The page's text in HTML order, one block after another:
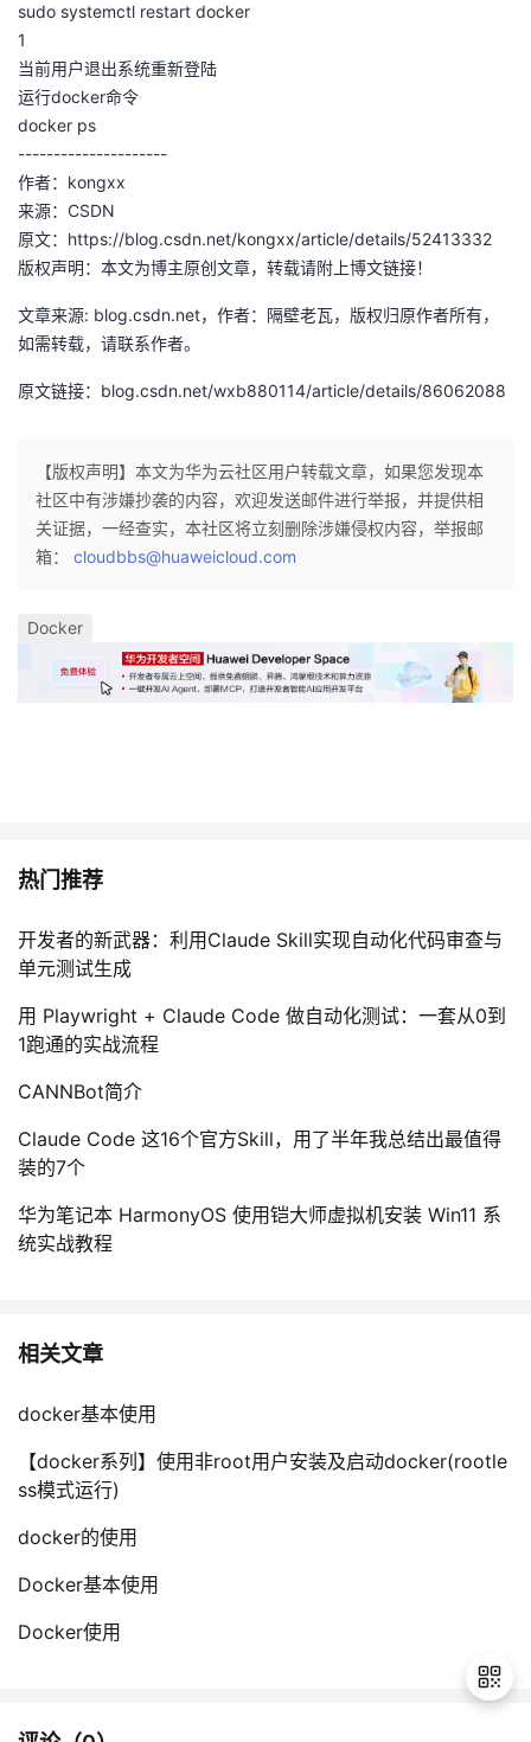
播
活
动
的
关
注
我
的
开
发
学
我
的
程
我
认
的
我
我
的
Programs
我
的
持
我
的
技
支
我
的
声
sudo systemctl restart docker
1
当前用户退出系统重新登陆
运行docker命令
docker ps
---------------------
作者：kongxx
来源：CSDN
原文：https://blog.csdn.net/kongxx/article/details/52413332
版权声明：本文为博主原创文章，转载请附上博文链接！
文章来源: blog.csdn.net，作者：隔壁老瓦，版权归原作者所有，
如需转载，请联系作者。
原文链接：blog.csdn.net/wxb880114/article/details/86062088
【版权声明】本文为华为云社区用户转载文章，如果您发现本
社区中有涉嫌抄袭的内容，欢迎发送邮件进行举报，并提供相
关证据，一经查实，本社区将立刻删除涉嫌侵权内容，举报邮
箱： cloudbbs@huaweicloud.com
Docker
热门推荐
开发者的新武器：利用Claude Skill实现自动化代码审查与
单元测试生成
用 Playwright + Claude Code 做自动化测试：一套从0到
1跑通的实战流程
CANNBot简介
Claude Code 这16个官方Skill，用了半年我总结出最值得
装的7个
华为笔记本 HarmonyOS 使用铠大师虚拟机安装 Win11 系
统实战教程
相关文章
docker基本使用
【docker系列】使用非root用户安装及启动docker(rootle
ss模式运行)
docker的使用
Docker基本使用
Docker使用